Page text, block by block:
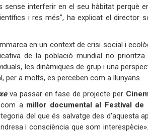
sense interferir en el seu hàbitat perquè
i res més”, ha explicat el director
en un context de crisi social i
de la població mundial no
les dinàmiques de grup i una
per a molts, es perceben com a llunyans.
va passar en fase de projecte per
a millor documental al Festival de
del que és salvatge des d'aquesta
i consciència que som